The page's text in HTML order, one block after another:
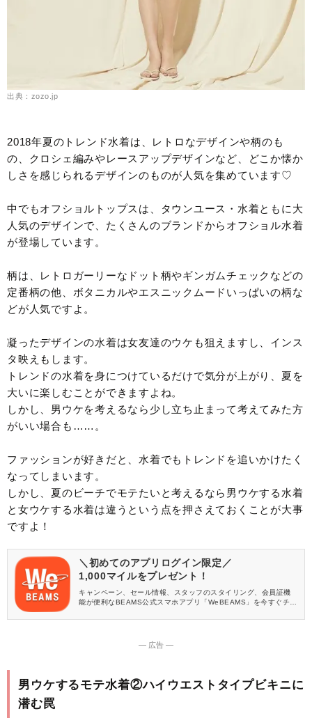
出典：zozo.jp
2018年夏のトレンド水着は、レトロなデザインや柄のも
の、クロシェ編みやレースアップデザインなど、どこか懐か
しさを感じられるデザインのものが人気を集めています♡
中でもオフショルトップスは、タウンユース・水着ともに大
人気のデザインで、たくさんのブランドからオフショル水着
が登場しています。
柄は、レトロガーリーなドット柄やギンガムチェックなどの
定番柄の他、ボタニカルやエスニックムードいっぱいの柄な
どが人気ですよ。
凝ったデザインの水着は女友達のウケも狙えますし、インス
タ映えもします。
トレンドの水着を身につけているだけで気分が上がり、夏を
大いに楽しむことができますよね。
しかし、男ウケを考えるなら少し立ち止まって考えてみた方
がいい場合も……。
ファッションが好きだと、水着でもトレンドを追いかけたく
なってしまいます。
しかし、夏のビーチでモテたいと考えるなら男ウケする水着
と女ウケする水着は違うという点を押さえておくことが大事
ですよ！
＼初めてのアプリログイン限定／
1,000マイルをプレゼント！
キャンペーン、セール情報、スタッフのスタイリング、会員証機
能が便利なBEAMS公式スマホアプリ「WeBEAMS」を今すぐチェ
― 広告 ―
男ウケするモテ水着②ハイウエストタイプビキニに
潜む罠